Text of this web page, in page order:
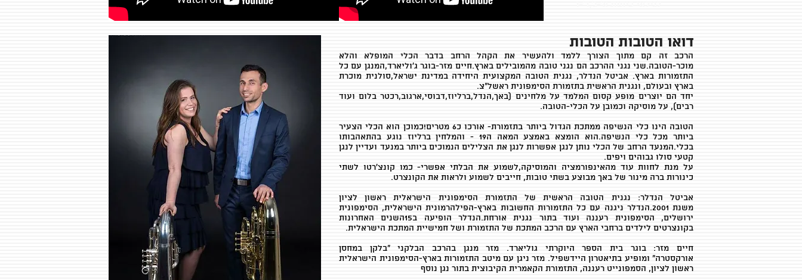
דואו הטובות הטובות
הרכב זה קם מתוך הצורך ללמד ולהעשיר את הקהל הרחב בדבר הכלי המופלא והלא
מוכר-הטובה.שני נגני ההרכב הם נגני טובה מהמובילים בארץ.חיים מזר-בוגר ג'וליארד,המנגן עם כל
התזמורות בארץ. אביטל הנדלר, נגנית הטובה המקצועית היחידה במדינת ישראל,סולנית מוכרת
בארץ ובעולם, ונגנית הראשית בתזמורת הסימפונית ראשל"צ.
יחד הם יוצרים מופע קסום המלמד על מלחינים (באך,הנדל,ברליוז,דבוסי,ארגוב,רכטר בלום ועוד
רבים), על מוסיקה וכמובן על הכלי-הטובה.
הטובה הינו כלי הנשיפה ממתכת הגדול ביותר בתזמורת- אורכו כ6 מטרים!כמוכן הוא הכלי הצעיר
ביותר מכל כלי הנשיפה.הוא הומצא באמצע המאה ה19 - והמלחין ברליוז נוגע בהתאהבותו
בכלי.המנעד הרחב של הכלי נותן לנגן אפשרות לנגן את הצלילים הנמוכים ביותר במנעד ועדיין לנגן
קטעי סולו גבוהים ויפים.
על מנת לחוות עוד מהאינפורמציה והמוסיקה,לשמוע את הבלתי אפשרי- כמו קונצ'רטו לשתי
כינורות ברה מינור של באך מבוצע בשתי טובות, חייבים לשמוע ולראות את הקונצרט.
אביטל הנדלר: נגנית הטובה הראשית של התזמורת הסימפונית הישראלית ראשון לציון
משנת 2001.הנדלר ניגנה עם כל התזמורות החשובות בארץ-הפילהרמונית הישראלית, הסימפונית
ירושלים, הסימפונית רעננה ועוד בתור נגנית אורחת.הנדלר הופיעה ב15השנים האחרונות
בקונצרטים לילדים ברחבי הארץ עם הרכב המתכת של התזמורת ושל חמישיית המתכת הישראלית.
חיים מזר: בוגר בית הספר היוקרתי גוליארד. מזר מנגן בהרכב הבלקני "בלקן במחסן
אורקסטרה" ומופיע בתיאטרון היידשפיל. מזר ניגן עם מיטב התזמורות בארץ-הסימפונית הישראלית
ראשון לציון, הסמפונייט רעננה, התזמורת הקאמרית הקיבוצית בתור נגן נוסף